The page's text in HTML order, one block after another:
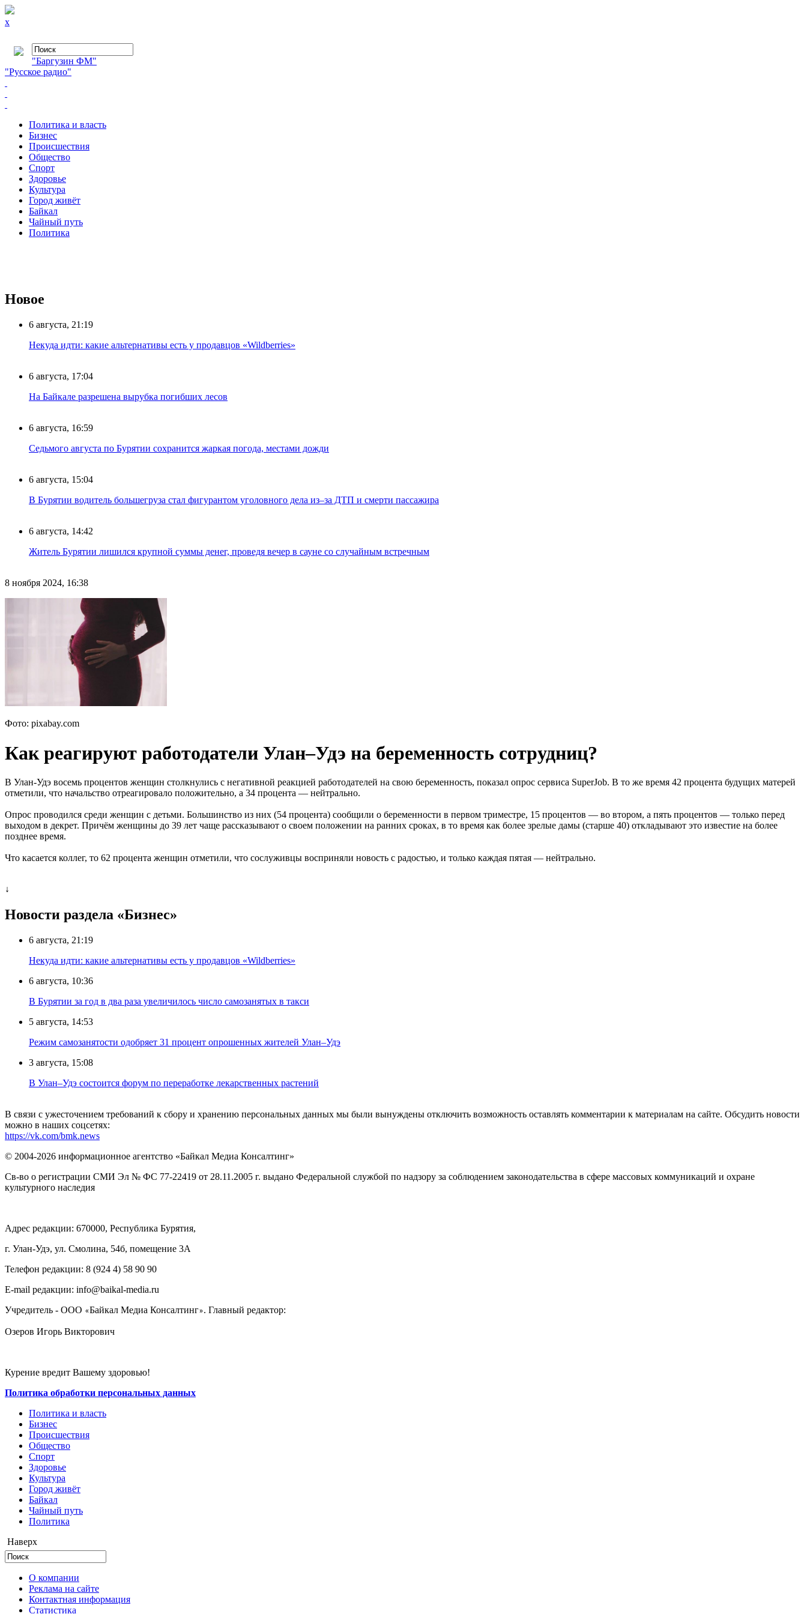
x
"Баргузин ФМ"
"Русское радио"
Политика и власть
Бизнес
Происшествия
Общество
Cпорт
Здоровье
Культура
Город живёт
Байкал
Чайный путь
Политика
Новое
6 августа, 21:19
Некуда идти: какие альтернативы есть у продавцов «Wildberries»
6 августа, 17:04
На Байкале разрешена вырубка погибших лесов
6 августа, 16:59
Седьмого августа по Бурятии сохранится жаркая погода, местами дожди
6 августа, 15:04
В Бурятии водитель большегруза стал фигурантом уголовного дела из–за ДТП и смерти пассажира
6 августа, 14:42
Житель Бурятии лишился крупной суммы денег, проведя вечер в сауне со случайным встречным
8 ноября 2024, 16:38
Фото: pixabay.com
Как реагируют работодатели Улан–Удэ на беременность сотрудниц?
В Улан-Удэ восемь процентов женщин столкнулись с негативной реакцией работодателей на свою беременность, показал опрос сервиса SuperJob. В то же время 42 процента будущих матерей
отметили, что начальство отреагировало положительно, а 34 процента — нейтрально.
Опрос проводился среди женщин с детьми. Большинство из них (54 процента) сообщили о беременности в первом триместре, 15 процентов — во втором, а пять процентов — только перед
выходом в декрет. Причём женщины до 39 лет чаще рассказывают о своем положении на ранних сроках, в то время как более зрелые дамы (старше 40) откладывают это известие на более
позднее время.
Что касается коллег, то 62 процента женщин отметили, что сослуживцы восприняли новость с радостью, и только каждая пятая — нейтрально.
↓
Новости раздела «Бизнес»
6 августа, 21:19
Некуда идти: какие альтернативы есть у продавцов «Wildberries»
6 августа, 10:36
В Бурятии за год в два раза увеличилось число самозанятых в такси
5 августа, 14:53
Режим самозанятости одобряет 31 процент опрошенных жителей Улан–Удэ
3 августа, 15:08
В Улан–Удэ состоится форум по переработке лекарственных растений
В связи с ужесточением требований к сбору и хранению персональных данных мы были вынуждены отключить возможность оставлять комментарии к материалам на сайте. Обсудить новости
можно в наших соцсетях:
https://vk.com/bmk.news
© 2004-2026 информационное агентство «Байкал Медиа Консалтинг»
Св-во о регистрации СМИ Эл № ФС 77-22419 от 28.11.2005 г. выдано Федеральной службой по надзору за соблюдением законодательства в сфере массовых коммуникаций и охране
культурного наследия
Адрес редакции: 670000, Республика Бурятия,
г. Улан-Удэ, ул. Смолина, 54б, помещение 3А
Телефон редакции: ‎‎8 (924 4) 58 90 90
E-mail редакции: info@baikal-media.ru
Учредитель - ООО «Байкал Медиа Консалтинг». Главный редактор:
Озеров Игорь Викторович
Курение вредит Вашему здоровью!
Политика обработки персональных данных
Политика и власть
Бизнес
Происшествия
Общество
Cпорт
Здоровье
Культура
Город живёт
Байкал
Чайный путь
Политика
Наверх
О компании
Реклама на сайте
Контактная информация
Статистика